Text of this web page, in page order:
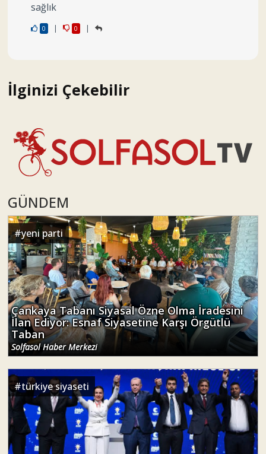
sağlık
0 | 0 |
İlginizi Çekebilir
GÜNDEM
#yeni parti
Çankaya Tabanı Siyasal Özne Olma İradesini
İlan Ediyor: Esnaf Siyasetine Karşı Örgütlü
Taban
Solfasol Haber Merkezi
#türkiye siyaseti